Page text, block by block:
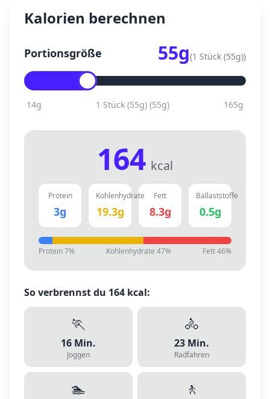
Kalorien berechnen
Portionsgröße 55g(1 Stück (55g))
14g 1 Stück (55g) (55g) 165g
164 kcal
Protein
3g
Kohlenhydrate
19.3g
Fett
8.3g
Ballaststoffe
0.5g
Protein7% Kohlenhydrate 47% Fett46%
So verbrennst du 164 kcal:
🏃
16 Min.
Joggen
🚴
23 Min.
Radfahren
🏊 🚶